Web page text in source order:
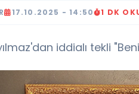
17.10.2025 - 14:50 1 DK
iddialı tekli